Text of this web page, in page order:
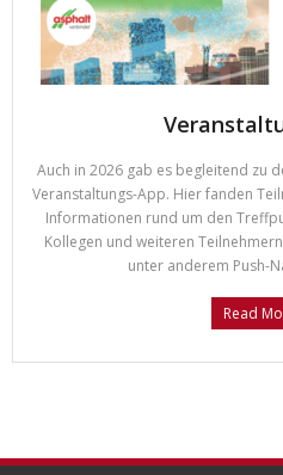
Auch in 2026 gab es begleitend zu
Veranstaltungs-App. Hier fanden
Informationen rund um den
Kollegen und weiteren
unter anderem Push-
Read